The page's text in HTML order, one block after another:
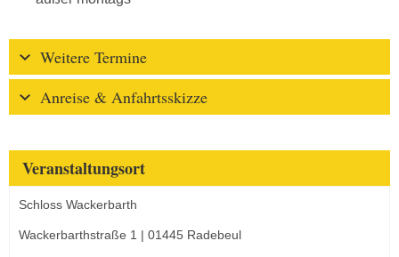
Weitere Termine
Anreise & Anfahrtsskizze
Veranstaltungsort
Schloss Wackerbarth
Wackerbarthstraße 1 | 01445 Radebeul